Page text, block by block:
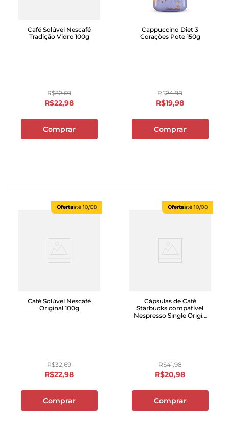
Café Solúvel Nescafé
Tradição Vidro 100g
R$32,69
R$22,98
Comprar
Cappuccino Diet 3
Corações Pote 150g
R$24,98
R$19,98
Comprar
Ofertaaté 10/08
Café Solúvel Nescafé
Original 100g
R$32,69
R$22,98
Comprar
Ofertaaté 10/08
Cápsulas de Café
Starbucks compatível
Nespresso Single Origin
R$41,98
R$20,98
Comprar